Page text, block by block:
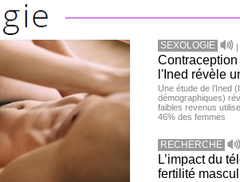
SEXOLOGIE |
l'Ined révèle
Une étude de l’Ined
démographiques)
faibles revenus
46% des femmes
RECHERCHE
L’impact du
fertilité